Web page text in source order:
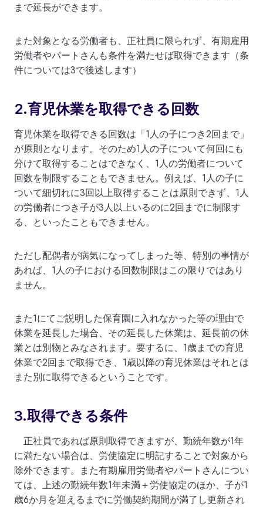
まで延長ができます。
また対象となる労働者も、正社員に限られず、有期雇用
労働者やパートさんも条件を満たせば取得できます（条
件については3で後述します）
2.育児休業を取得できる回数
育児休業を取得できる回数は「1人の子につき2回まで」
が原則となります。そのため1人の子について何回にも
分けて取得することはできなく、1人の労働者について
回数を制限することもできません。例えば、1人の子に
ついて細切れに3回以上取得することは原則できず、1人
の労働者につき子が3人以上いるのに2回までに制限す
る、といったこともできません。
ただし配偶者が病気になってしまった等、特別の事情が
あれば、1人の子における回数制限はこの限りではあり
ません。
また1にてご説明した保育園に入れなかった等の理由で
休業を延長した場合、その延長した休業は、延長前の休
業とは別物とみなされます。要するに、1歳までの育児
休業で2回まで取得でき、1歳以降の育児休業はそれとは
また別に取得できるということです。
3.取得できる条件
正社員であれば原則取得できますが、勤続年数が1年
に満たない場合は、労使協定に明記することで対象から
除外できます。また有期雇用労働者やパートさんについ
ては、上述の勤続年数1年未満＋労使協定のほか、子が1
歳6か月を迎えるまでに労働契約期間が満了し更新され